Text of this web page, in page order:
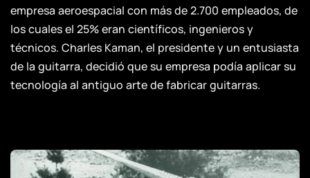
empresa aeroespacial con más de 2.700 empleados, de
los cuales el 25% eran científicos, ingenieros y
técnicos. Charles Kaman, el presidente y un entusiasta
de la guitarra, decidió que su empresa podía aplicar su
tecnología al antiguo arte de fabricar guitarras.